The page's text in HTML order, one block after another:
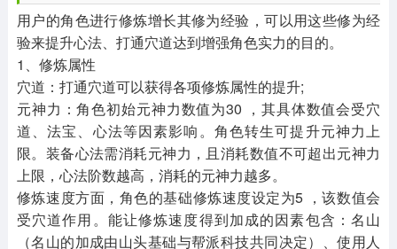
用户的角色进行修炼增长其修为经验，可以用这些修为经
验来提升心法、打通穴道达到增强角色实力的目的。
1、修炼属性
穴道：打通穴道可以获得各项修炼属性的提升;
元神力：角色初始元神力数值为30 ，其具体数值会受穴
道、法宝、心法等因素影响。角色转生可提升元神力上
限。装备心法需消耗元神力，且消耗数值不可超出元神力
上限，心法阶数越高，消耗的元神力越多。
修炼速度方面，角色的基础修炼速度设定为5 ，该数值会
受穴道作用。能让修炼速度得到加成的因素包含：名山
（名山的加成由山头基础与帮派科技共同决定）、使用人